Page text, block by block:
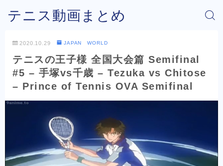
テニス動画まとめ
2020.10.29 JAPAN WORLD
テニスの王子様 全国大会篇 Semifinal
#5 – 手塚vs千歳 – Tezuka vs Chitose
– Prince of Tennis OVA Semifinal